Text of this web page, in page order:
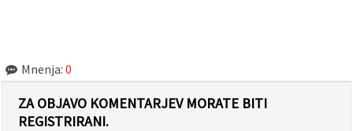
Mnenja: 0
ZA OBJAVO KOMENTARJEV MORATE BITI
REGISTRIRANI.